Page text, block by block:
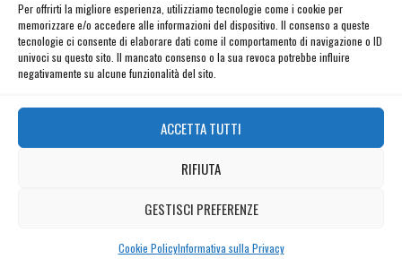
Per offrirti la migliore esperienza, utilizziamo tecnologie come i cookie per
memorizzare e/o accedere alle informazioni del dispositivo. Il consenso a queste
tecnologie ci consente di elaborare dati come il comportamento di navigazione o ID
univoci su questo sito. Il mancato consenso o la sua revoca potrebbe influire
negativamente su alcune funzionalità del sito.
ACCETTA TUTTI
RIFIUTA
GESTISCI PREFERENZE
Cookie PolicyInformativa sulla Privacy
Spedizione e consegna
Informativa sulla Privacy
Cookie Policy
Facebook
Instagram
Twitter / X